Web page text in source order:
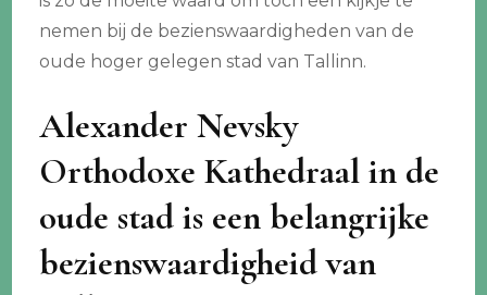
nemen bij de bezienswaardigheden van de
oude hoger gelegen stad van Tallinn.
Alexander Nevsky
Orthodoxe Kathedraal in de
oude stad is een belangrijke
bezienswaardigheid van